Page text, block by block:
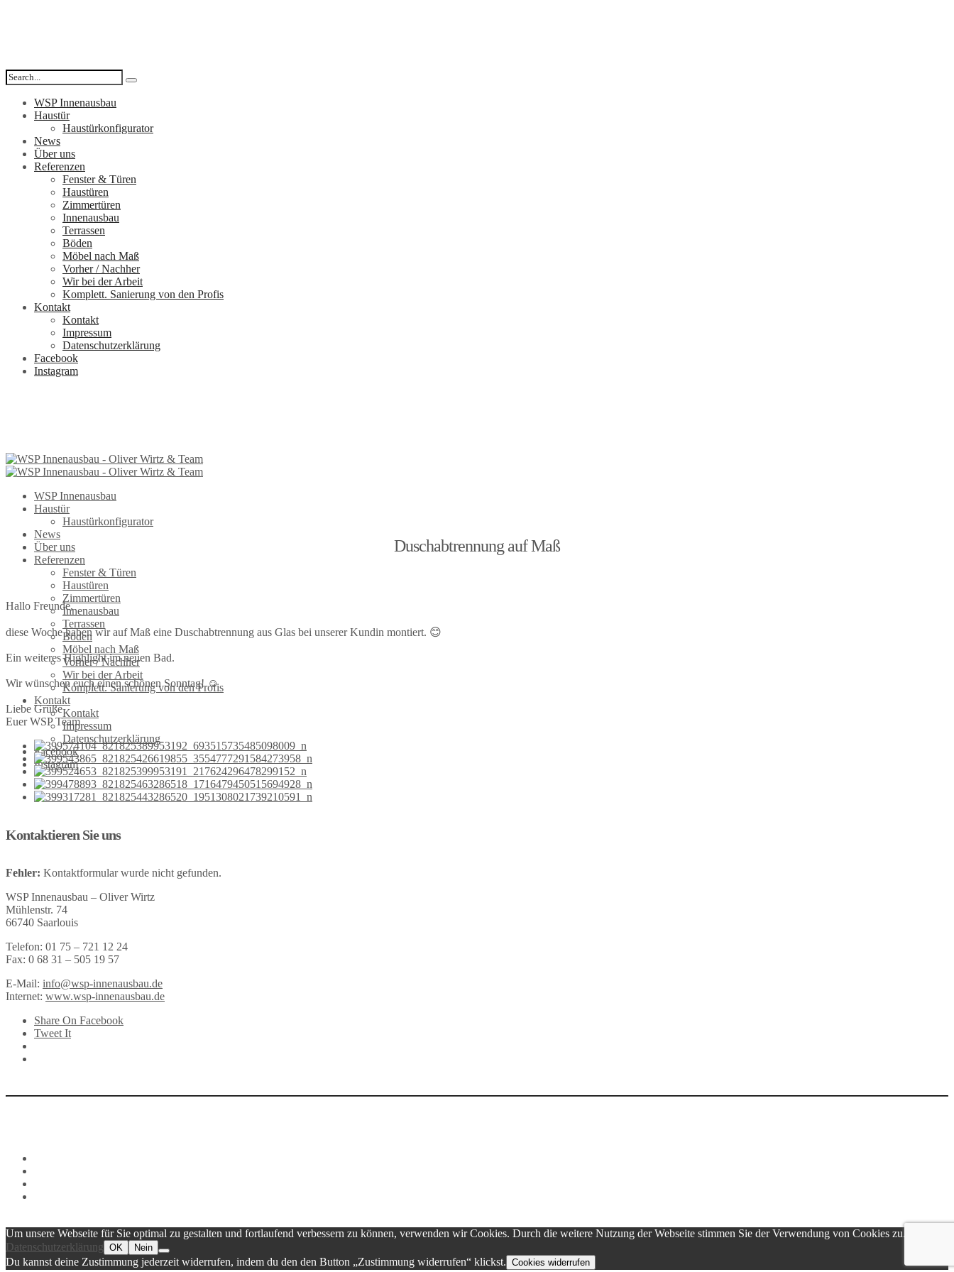
WSP Innenausbau
Haustür
Haustürkonfigurator
News
Über uns
Referenzen
Fenster & Türen
Haustüren
Zimmertüren
Innenausbau
Terrassen
Böden
Möbel nach Maß
Vorher / Nachher
Wir bei der Arbeit
Komplett. Sanierung von den Profis
Kontakt
Kontakt
Impressum
Datenschutzerklärung
Facebook
Instagram
WSP Innenausbau
Haustür
Haustürkonfigurator
News
Über uns
Referenzen
Fenster & Türen
Haustüren
Zimmertüren
Innenausbau
Terrassen
Böden
Möbel nach Maß
Vorher / Nachher
Wir bei der Arbeit
Komplett. Sanierung von den Profis
Kontakt
Kontakt
Impressum
Datenschutzerklärung
Facebook
Instagram
Duschabtrennung auf Maß
Hallo Freunde,
diese Woche haben wir auf Maß eine Duschabtrennung aus Glas bei unserer Kundin montiert. 😊
Ein weiteres Highlight im neuen Bad.
Wir wünschen euch einen schönen Sonntag! ☺️
Liebe Grüße
Euer WSP Team
Kontaktieren Sie uns
Fehler: Kontaktformular wurde nicht gefunden.
WSP Innenausbau – Oliver Wirtz
Mühlenstr. 74
66740 Saarlouis
Telefon: 01 75 – 721 12 24
Fax: 0 68 31 – 505 19 57
E-Mail: info@wsp-innenausbau.de
Internet: www.wsp-innenausbau.de
Share On Facebook
Tweet It
Um unsere Webseite für Sie optimal zu gestalten und fortlaufend verbessern zu können, verwenden wir Cookies. Durch die weitere Nutzung der Webseite stimmen Sie der Verwendung von Cookies zu.
Datenschutzerklärung OK Nein
Du kannst deine Zustimmung jederzeit widerrufen, indem du den den Button „Zustimmung widerrufen“ klickst. Cookies widerrufen